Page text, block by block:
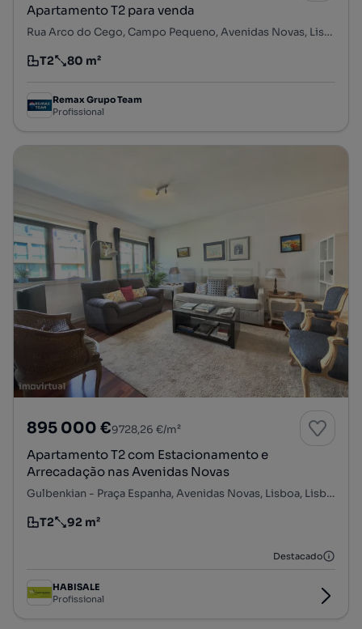
Apartamento T2 para venda
Rua Arco do Cego, Campo Pequeno, Avenidas Novas, Lisboa, Lisboa
Tipologia
T2
Preço por metro quadrado
80 m²
Remax Grupo Team
Profissional
895 000 €9728,26 €/m²
Apartamento T2 com Estacionamento e
Arrecadação nas Avenidas Novas
Gulbenkian - Praça Espanha, Avenidas Novas, Lisboa, Lisboa
Tipologia
T2
Preço por metro quadrado
92 m²
Destacado
HABISALE
Profissional